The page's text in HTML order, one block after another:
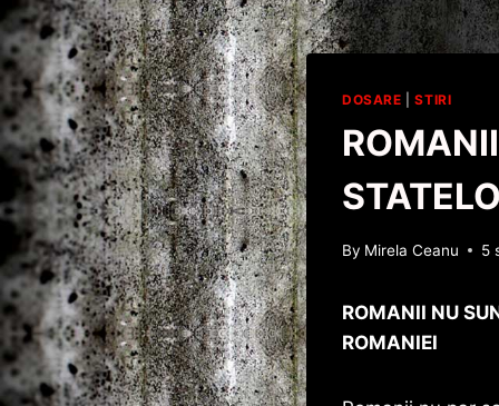
DOSARE |STIRI
By Mirela Ceanu 5
ROMANII NU
ROMANIEI